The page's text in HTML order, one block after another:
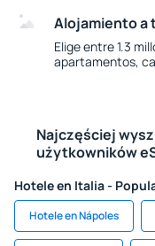
Alojamiento a
Elige entre 1.3
apartamentos,
Najczęściej
użytkowników
Hotele en Italia -
Hotele en Nápoles